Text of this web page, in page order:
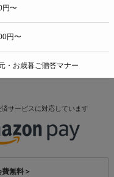
円〜
円〜
・お歳暮ご贈答マナー
サービスに対応しています
無料＞